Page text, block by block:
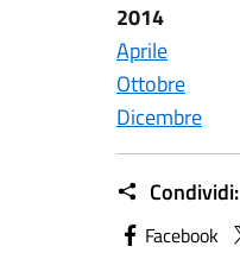
2014
Aprile
Ottobre
Dicembre
Condividi:
Facebook